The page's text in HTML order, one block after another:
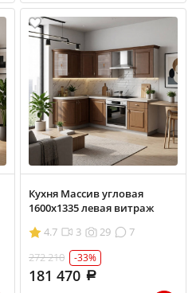
Кухня Массив угловая
1600х1335 левая витраж
4.7
3 29
7
272 210
-33%
181 470